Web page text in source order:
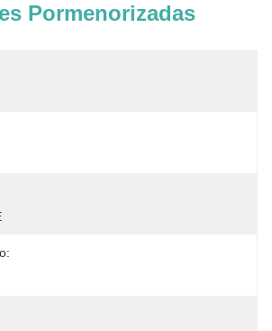
Pormenorizadas